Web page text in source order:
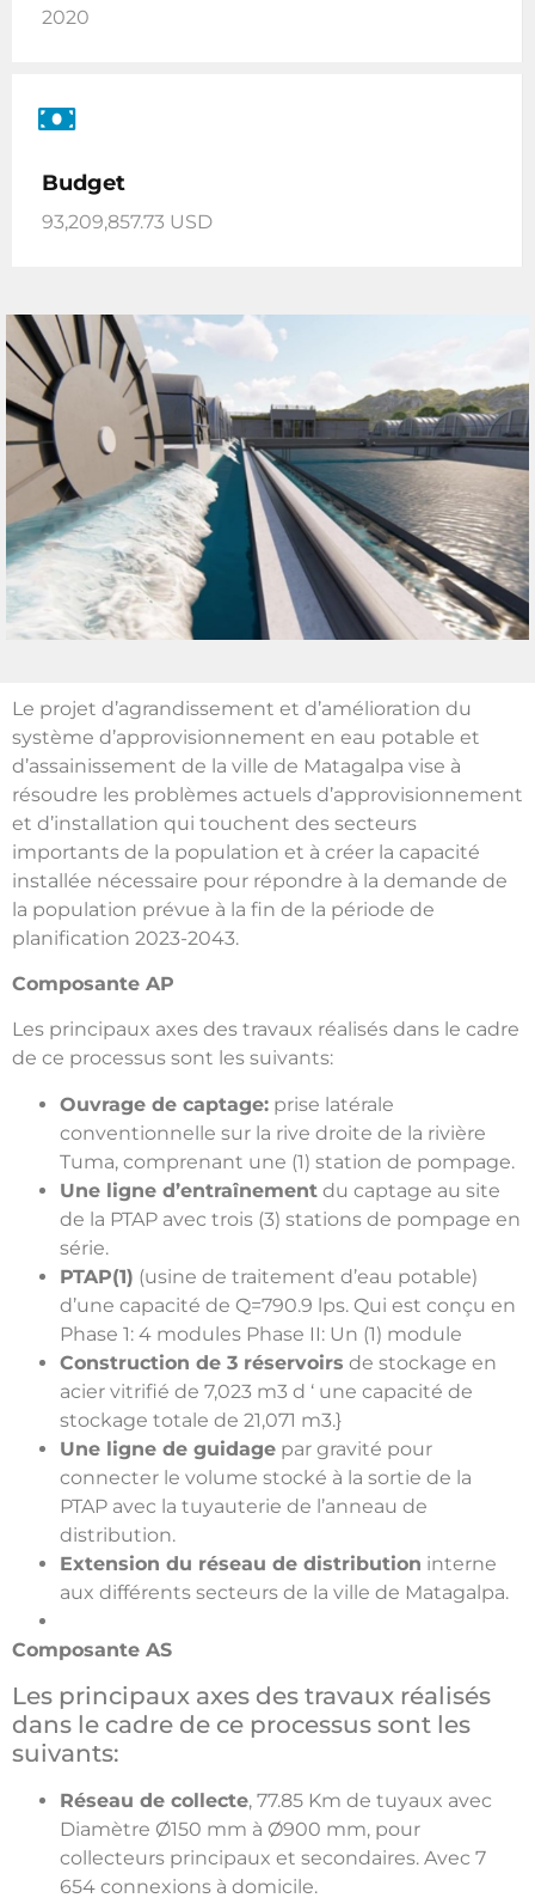
2020
Budget
93,209,857.73 USD
Le projet d’agrandissement et d’amélioration du
système d’approvisionnement en eau potable et
d’assainissement de la ville de Matagalpa vise à
résoudre les problèmes actuels d’approvisionnement
et d’installation qui touchent des secteurs
importants de la population et à créer la capacité
installée nécessaire pour répondre à la demande de
la population prévue à la fin de la période de
planification 2023-2043.
Composante AP
Les principaux axes des travaux réalisés dans le cadre
de ce processus sont les suivants:
Ouvrage de captage: prise latérale
conventionnelle sur la rive droite de la rivière
Tuma, comprenant une (1) station de pompage.
Une ligne d’entraînement du captage au site
de la PTAP avec trois (3) stations de pompage en
série.
PTAP(1) (usine de traitement d’eau potable)
d’une capacité de Q=790.9 lps. Qui est conçu en
Phase 1: 4 modules Phase II: Un (1) module
Construction de 3 réservoirs de stockage en
acier vitrifié de 7,023 m3 d ‘ une capacité de
stockage totale de 21,071 m3.}
Une ligne de guidage par gravité pour
connecter le volume stocké à la sortie de la
PTAP avec la tuyauterie de l’anneau de
distribution.
Extension du réseau de distribution interne
aux différents secteurs de la ville de Matagalpa.
Composante AS
Les principaux axes des travaux réalisés
dans le cadre de ce processus sont les
suivants:
Réseau de collecte, 77.85 Km de tuyaux avec
Diamètre Ø150 mm à Ø900 mm, pour
collecteurs principaux et secondaires. Avec 7
654 connexions à domicile.